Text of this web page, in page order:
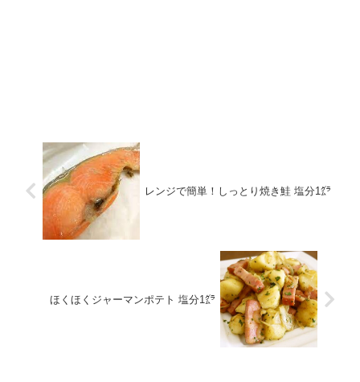
レンジで簡単！しっとり焼き鮭 塩分1㌘
ほくほくジャーマンポテト 塩分1㌘